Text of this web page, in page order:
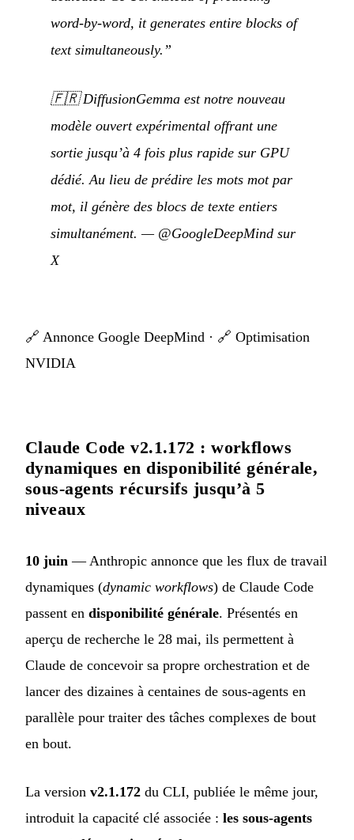
word-by-word, it generates entire blocks of
text simultaneously.”
🇫🇷DiffusionGemma est notre nouveau
modèle ouvert expérimental offrant une
sortie jusqu’à 4 fois plus rapide sur GPU
dédié. Au lieu de prédire les mots mot par
mot, il génère des blocs de texte entiers
simultanément. — @GoogleDeepMind sur
X
🔗 Annonce Google DeepMind · 🔗 Optimisation
NVIDIA
Claude Code v2.1.172 : workflows
dynamiques en disponibilité générale,
sous-agents récursifs jusqu’à 5
niveaux
10 juin — Anthropic annonce que les flux de travail
dynamiques (dynamic workflows) de Claude Code
passent en disponibilité générale. Présentés en
aperçu de recherche le 28 mai, ils permettent à
Claude de concevoir sa propre orchestration et de
lancer des dizaines à centaines de sous-agents en
parallèle pour traiter des tâches complexes de bout
en bout.
La version v2.1.172 du CLI, publiée le même jour,
introduit la capacité clé associée : les sous-agents